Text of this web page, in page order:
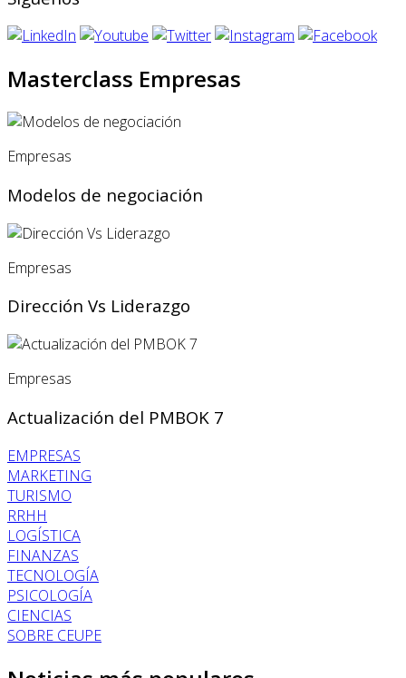
Masterclass Empresas
Empresas
Modelos de negociación
Empresas
Dirección Vs Liderazgo
Empresas
Actualización del PMBOK 7
EMPRESAS
MARKETING
TURISMO
RRHH
LOGÍSTICA
FINANZAS
TECNOLOGÍA
PSICOLOGÍA
CIENCIAS
SOBRE CEUPE